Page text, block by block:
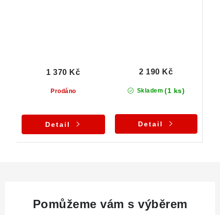
Prodáno
1 370 Kč
Detail
Skladem (1 ks)
2 190 Kč
Detail
Pomůžeme vám s výběrem